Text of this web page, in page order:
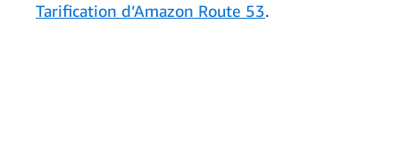
Tarification d’Amazon Route 53.